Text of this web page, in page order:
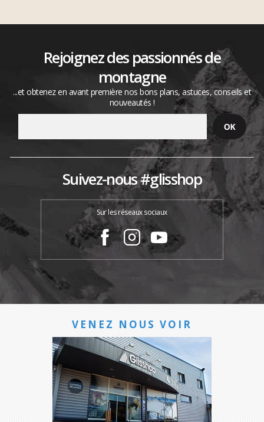
Rejoignez des passionnés de
montagne
...et obtenez en avant première nos bons plans, astuces, conseils et
nouveautés !
Suivez-nous #glisshop
Sur les réseaux sociaux
VENEZ NOUS VOIR